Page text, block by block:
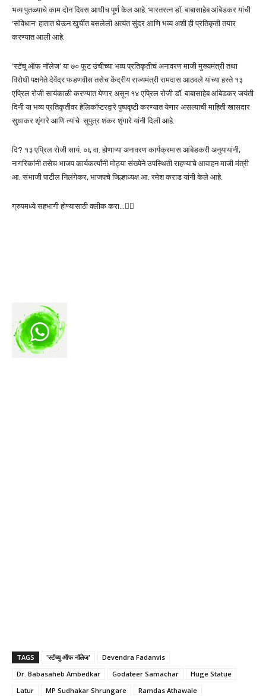
भव्य पुतळ्याचे काम दोन दिवस आधीच पूर्ण केल आहे. भारतरत्न डॉ. बाबासाहेब आंबेडकर यांची
‘संविधान’ हातात घेऊन खुर्चीत बसलेली अत्यंत सुंदर आणि भव्य अशी ही प्रतिकृती तयार
करण्यात आली आहे.
‘स्टॅचू ऑफ नॉलेज’ या ७० फूट उंचीच्या भव्य प्रतिकृतीचं अनावरण माजी मुख्यमंत्री तथा
विरोधी पक्षनेते देवेंद्र फडणवीस तसेच केंद्रीय राज्यमंत्री रामदास आठवले यांच्या हस्ते १३
एप्रिल रोजी सायंकाळी करण्यात येणार असून १४ एप्रिल रोजी डॉ. बाबासाहेब आंबेडकर जयंती
दिनी या भव्य प्रतिकृतीवर हेलिकॉप्टरद्वारे पुष्पवृष्टी करण्यात येणार असल्याची माहिती खासदार
सुधाकर शृंगारे आणि त्यांचे सुपुत्र शंकर शृंगारे यांनी दिली आहे.
दि? १३ एप्रिल रोजी सायं. ०६ वा. होणाऱ्या अनावरण कार्यक्रमास आंबेडकरी अनुयायांनी,
नागरिकांनी तसेच भाजप कार्यकर्त्यांनी मोठ्या संख्येने उपस्थिती राहण्याचे आवाहन माजी मंत्री
आ. संभाजी पाटील निलंगेकर, भाजपचे जिल्हाध्यक्ष आ. रमेश कराड यांनी केले आहे.
ग्रुपमध्ये सहभागी होण्यासाठी क्लीक करा…👆🏻
TAGS 'स्टॅच्यु ऑफ नॉलेज'
Devendra Fadanvis
Dr. Babasaheb Ambedkar
Godateer Samachar
Huge Statue
Latur
MP Sudhakar Shrungare
Ramdas Athawale